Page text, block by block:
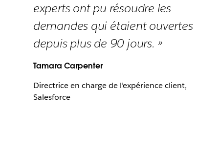
experts ont pu résoudre les
demandes qui étaient ouvertes
depuis plus de 90 jours. »
Tamara Carpenter
Directrice en charge de l’expérience client,
Salesforce